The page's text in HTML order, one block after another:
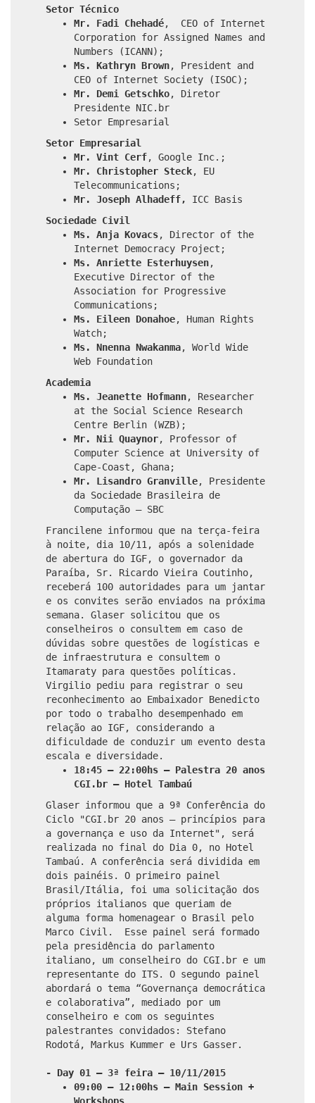
Setor Técnico
Mr. Fadi Chehadé, CEO of Internet
Corporation for Assigned Names and
Numbers (ICANN);
Ms. Kathryn Brown, President and
CEO of Internet Society (ISOC);
Mr. Demi Getschko, Diretor
Presidente NIC.br
Setor Empresarial
Setor Empresarial
Mr. Vint Cerf, Google Inc.;
Mr. Christopher Steck, EU
Telecommunications;
Mr. Joseph Alhadeff,
ICC Basis
Sociedade Civil
Ms. Anja Kovacs, Director of the
Internet Democracy Project;
Ms. Anriette Esterhuysen,
Executive Director of the
Association for Progressive
Communications;
Ms. Eileen Donahoe, Human Rights
Watch;
Ms. Nnenna Nwakanma, World Wide
Web Foundation
Academia
Ms. Jeanette Hofmann, Researcher
at the Social Science Research
Centre Berlin (WZB);
Mr. Nii Quaynor, Professor of
Computer Science at University of
Cape-Coast, Ghana;
Mr. Lisandro Granville, Presidente
da Sociedade Brasileira de
Computação – SBC
Francilene informou que na terça-feira
à noite, dia 10/11, após a solenidade
de abertura do IGF, o governador da
Paraíba, Sr. Ricardo Vieira Coutinho,
receberá 100 autoridades para um jantar
e os convites serão enviados na próxima
semana. Glaser solicitou que os
conselheiros o consultem em caso de
dúvidas sobre questões de logísticas e
de infraestrutura e consultem o
Itamaraty para questões políticas.
Virgilio pediu para registrar o seu
reconhecimento ao Embaixador Benedicto
por todo o trabalho desempenhado em
relação ao IGF, considerando a
dificuldade de conduzir um evento desta
escala e diversidade.
18:45 – 22:00hs – Palestra 20 anos
CGI.br – Hotel Tambaú
Glaser informou que a 9ª Conferência do
Ciclo "CGI.br 20 anos – princípios para
a governança e uso da Internet", será
realizada no final do Dia 0, no Hotel
Tambaú. A conferência será dividida em
dois painéis. O primeiro painel
Brasil/Itália, foi uma solicitação dos
próprios italianos que queriam de
alguma forma homenagear o Brasil pelo
Marco Civil. Esse painel será formado
pela presidência do parlamento
italiano, um conselheiro do CGI.br e um
representante do ITS. O segundo painel
abordará o tema “Governança democrática
e colaborativa”, mediado por um
conselheiro e com os seguintes
palestrantes convidados: Stefano
Rodotá, Markus Kummer e Urs Gasser.
- Day 01 – 3ª feira – 10/11/2015
09:00 – 12:00hs – Main Session +
Workshops